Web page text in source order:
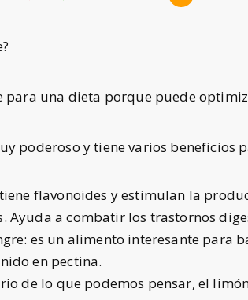
para una dieta porque puede
poderoso y tiene varios beneficios
flavonoides y estimulan la
Ayuda a combatir los trastornos
es un alimento interesante
en pectina.
de lo que podemos pensar, el